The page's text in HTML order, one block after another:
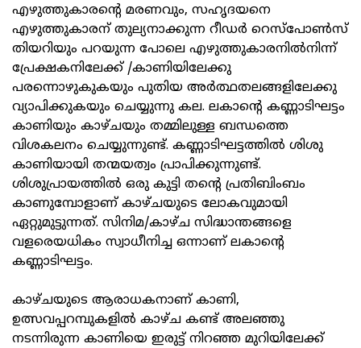
എഴുത്തുകാരന്റെ മരണവും, സഹൃദയനെ
എഴുത്തുകാരന് തുല്യനാക്കുന്ന റീഡർ റെസ്‌പോൺസ്
തിയറിയും പറയുന്ന പോലെ എഴുത്തുകാരനിൽനിന്ന്
പ്രേക്ഷകനിലേക്ക് /കാണിയിലേക്കു
പരന്നൊഴുകുകയും പുതിയ അർത്ഥതലങ്ങളിലേക്കു
വ്യാപിക്കുകയും ചെയ്യുന്നു കല. ലകാന്റെ കണ്ണാടിഘട്ടം
കാണിയും കാഴ്ചയും തമ്മിലുള്ള ബന്ധത്തെ
വിശകലനം ചെയ്യുന്നുണ്ട്. കണ്ണാടിഘട്ടത്തിൽ ശിശു
കാണിയായി തന്മയത്വം പ്രാപിക്കുന്നുണ്ട്.
ശിശുപ്രായത്തിൽ ഒരു കുട്ടി തന്റെ പ്രതിബിംബം
കാണുമ്പോളാണ് കാഴ്ചയുടെ ലോകവുമായി
ഏറ്റുമുട്ടുന്നത്. സിനിമ/കാഴ്ച സിദ്ധാന്തങ്ങളെ
വളരെയധികം സ്വാധീനിച്ച ഒന്നാണ് ലകാന്റെ
കണ്ണാടിഘട്ടം.
കാഴ്ചയുടെ ആരാധകനാണ് കാണി,
ഉത്സവപ്പറമ്പുകളിൽ കാഴ്ച കണ്ട് അലഞ്ഞു
നടന്നിരുന്ന കാണിയെ ഇരുട്ട് നിറഞ്ഞ മുറിയിലേക്ക്